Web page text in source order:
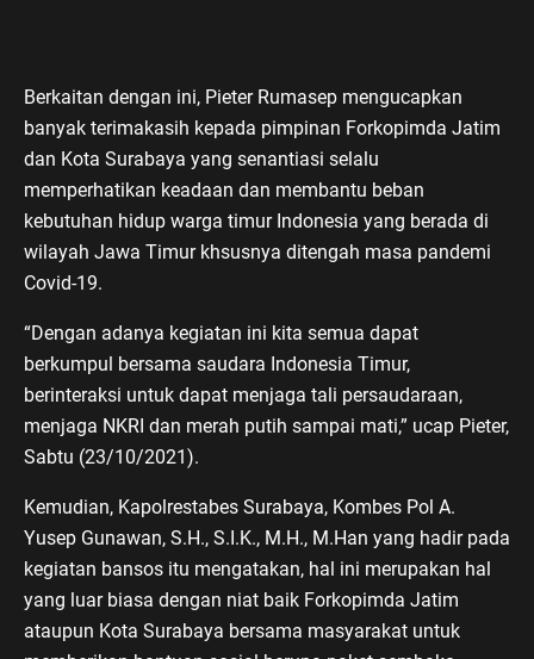
Berkaitan dengan ini, Pieter Rumasep mengucapkan
banyak terimakasih kepada pimpinan Forkopimda Jatim
dan Kota Surabaya yang senantiasi selalu
memperhatikan keadaan dan membantu beban
kebutuhan hidup warga timur Indonesia yang berada di
wilayah Jawa Timur khsusnya ditengah masa pandemi
Covid-19.
“Dengan adanya kegiatan ini kita semua dapat
berkumpul bersama saudara Indonesia Timur,
berinteraksi untuk dapat menjaga tali persaudaraan,
menjaga NKRI dan merah putih sampai mati,” ucap Pieter,
Sabtu (23/10/2021).
Kemudian, Kapolrestabes Surabaya, Kombes Pol A.
Yusep Gunawan, S.H., S.I.K., M.H., M.Han yang hadir pada
kegiatan bansos itu mengatakan, hal ini merupakan hal
yang luar biasa dengan niat baik Forkopimda Jatim
ataupun Kota Surabaya bersama masyarakat untuk